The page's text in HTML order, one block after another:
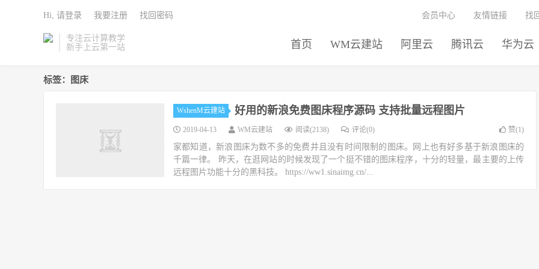
专注云计算教学
新手上云第一站
首页 WM云建站 阿里云 腾讯云 华为云
会员中心 友情链接 找
Hi, 请登录 我要注册 找回密码
标签：图床
WshenM云建站 好用的新浪免费图床程序源码 支持批量远程图片
2019-04-13 WM云建站 阅读(2138) 评论(0) 赞(1)
家都知道，新浪图床为数不多的免费并且没有时间限制的图床。网上也有好多基于新浪图床的
千篇一律。 昨天，在逛网站的时候发现了一个挺不错的图床程序，十分的轻量，最主要的上传
远程图片功能十分的黑科技。 https://ww1.sinaimg.cn/...